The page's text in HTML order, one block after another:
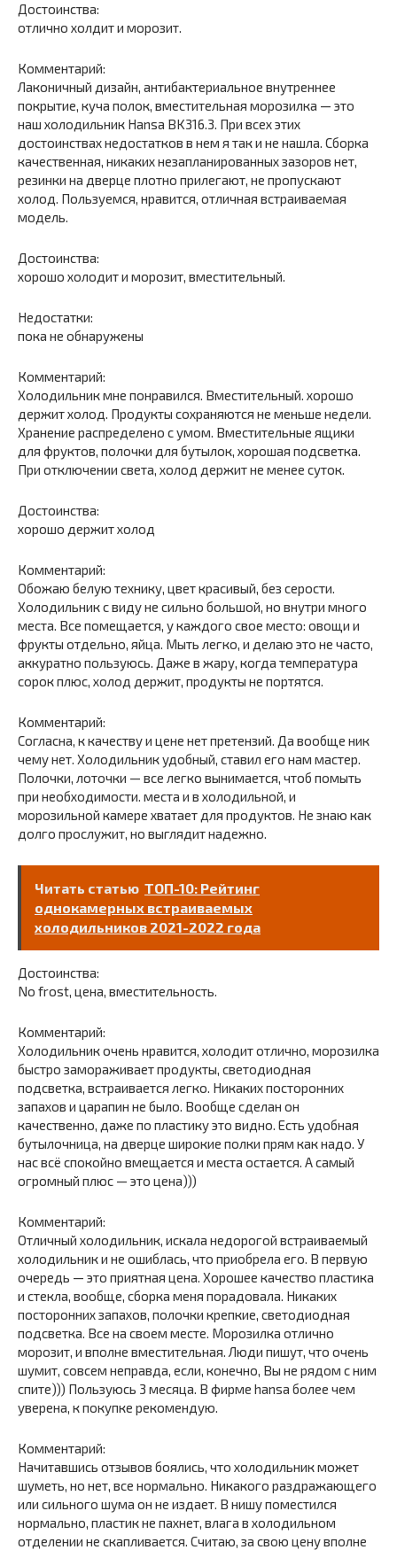
Достоинства:
отлично холдит и морозит.
Комментарий:
Лаконичный дизайн, антибактериальное внутреннее
покрытие, куча полок, вместительная морозилка — это
наш холодильник Hansa BK316.3. При всех этих
достоинствах недостатков в нем я так и не нашла. Сборка
качественная, никаких незапланированных зазоров нет,
резинки на дверце плотно прилегают, не пропускают
холод. Пользуемся, нравится, отличная встраиваемая
модель.
Достоинства:
хорошо холодит и морозит, вместительный.
Недостатки:
пока не обнаружены
Комментарий:
Холодильник мне понравился. Вместительный. хорошо
держит холод. Продукты сохраняются не меньше недели.
Хранение распределено с умом. Вместительные ящики
для фруктов, полочки для бутылок, хорошая подсветка.
При отключении света, холод держит не менее суток.
Достоинства:
хорошо держит холод
Комментарий:
Обожаю белую технику, цвет красивый, без серости.
Холодильник с виду не сильно большой, но внутри много
места. Все помещается, у каждого свое место: овощи и
фрукты отдельно, яйца. Мыть легко, и делаю это не часто,
аккуратно пользуюсь. Даже в жару, когда температура
сорок плюс, холод держит, продукты не портятся.
Комментарий:
Согласна, к качеству и цене нет претензий. Да вообще ник
чему нет. Холодильник удобный, ставил его нам мастер.
Полочки, лоточки — все легко вынимается, чтоб помыть
при необходимости. места и в холодильной, и
морозильной камере хватает для продуктов. Не знаю как
долго прослужит, но выглядит надежно.
Читать статью ТОП-10: Рейтинг
однокамерных встраиваемых
холодильников 2021-2022 года
Достоинства:
No frost, цена, вместительность.
Комментарий:
Холодильник очень нравится, холодит отлично, морозилка
быстро замораживает продукты, светодиодная
подсветка, встраивается легко. Никаких посторонних
запахов и царапин не было. Вообще сделан он
качественно, даже по пластику это видно. Есть удобная
бутылочница, на дверце широкие полки прям как надо. У
нас всё спокойно вмещается и места остается. А самый
огромный плюс — это цена)))
Комментарий:
Отличный холодильник, искала недорогой встраиваемый
холодильник и не ошиблась, что приобрела его. В первую
очередь — это приятная цена. Хорошее качество пластика
и стекла, вообще, сборка меня порадовала. Никаких
посторонних запахов, полочки крепкие, светодиодная
подсветка. Все на своем месте. Морозилка отлично
морозит, и вполне вместительная. Люди пишут, что очень
шумит, совсем неправда, если, конечно, Вы не рядом с ним
спите))) Пользуюсь 3 месяца. В фирме hansa более чем
уверена, к покупке рекомендую.
Комментарий:
Начитавшись отзывов боялись, что холодильник может
шуметь, но нет, все нормально. Никакого раздражающего
или сильного шума он не издает. В нишу поместился
нормально, пластик не пахнет, влага в холодильном
отделении не скапливается. Считаю, за свою цену вполне